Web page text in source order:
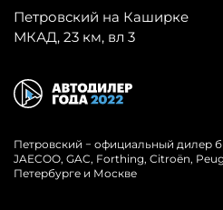
Петровский на Каширке
МКАД, 23 км, вл 3
Петровский − официальный дилер
JAECOO, GAC, Forthing, Citroёn,
Петербурге и Москве